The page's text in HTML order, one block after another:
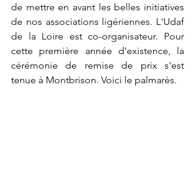
de mettre en avant les belles initiatives
de nos associations ligériennes. L'Udaf
de la Loire est co-organisateur. Pour
cette première année d'existence, la
cérémonie de remise de prix s'est
tenue à Montbrison. Voici le palmarès.